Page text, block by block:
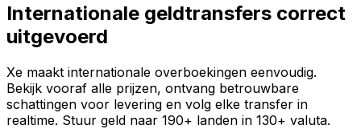
Internationale geldtransfers correct
uitgevoerd
Xe maakt internationale overboekingen eenvoudig.
Bekijk vooraf alle prijzen, ontvang betrouwbare
schattingen voor levering en volg elke transfer in
realtime. Stuur geld naar 190+ landen in 130+ valuta.